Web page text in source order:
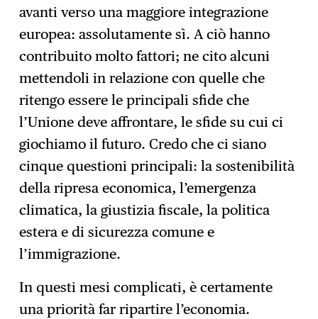
avanti verso una maggiore integrazione
europea: assolutamente sì. A ciò hanno
contribuito molto fattori; ne cito alcuni
mettendoli in relazione con quelle che
ritengo essere le principali sfide che
l’Unione deve affrontare, le sfide su cui ci
giochiamo il futuro. Credo che ci siano
cinque questioni principali: la sostenibilità
della ripresa economica, l’emergenza
climatica, la giustizia fiscale, la politica
estera e di sicurezza comune e
l’immigrazione.
In questi mesi complicati, è certamente
una priorità far ripartire l’economia.